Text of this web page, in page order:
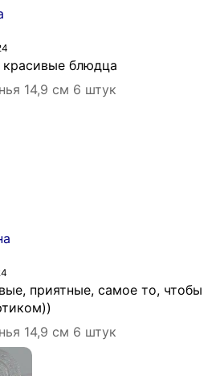
красивые блюдца
14,9 см 6 штук
приятные, самое то, чтобы
14,9 см 6 штук